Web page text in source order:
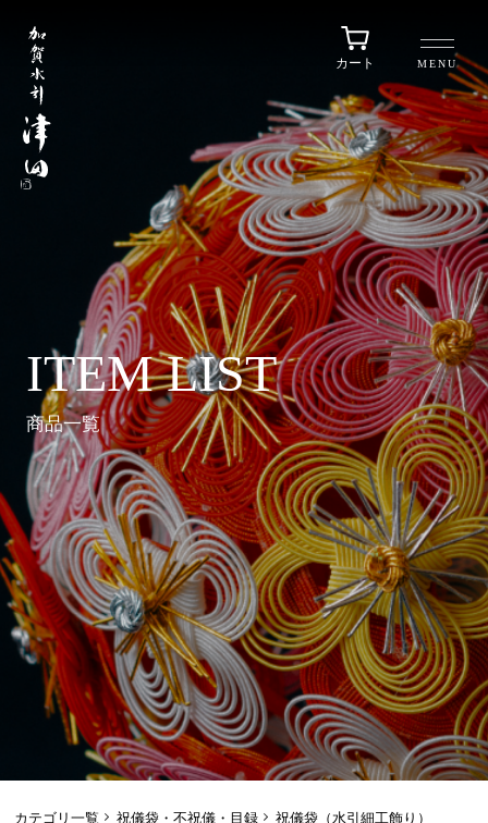
MENU
カート
ITEM LIST
商品一覧
カテゴリ一覧 祝儀袋・不祝儀・目録 祝儀袋（水引細工飾り）